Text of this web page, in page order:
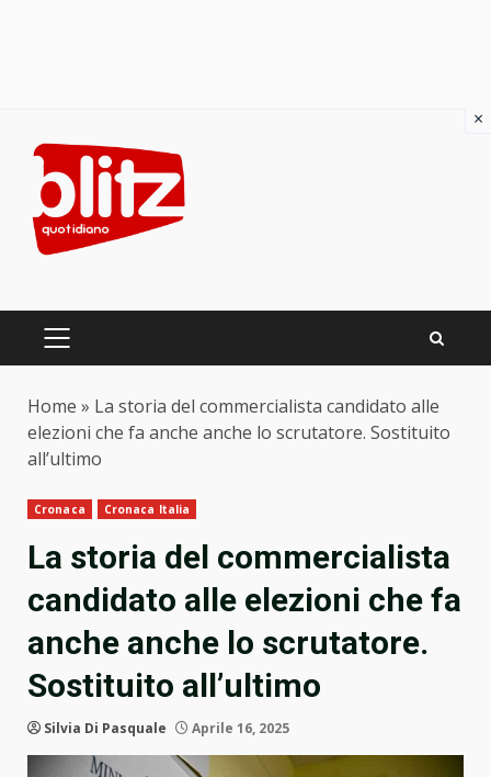
content
PRIMARY
Home » La storia del commercialista candidato alle
elezioni che fa anche anche lo scrutatore. Sostituito
all’ultimo
Cronaca Cronaca Italia
La storia del commercialista
candidato alle elezioni che fa
anche anche lo scrutatore.
Sostituito all’ultimo
Silvia Di Pasquale Aprile 16, 2025
×